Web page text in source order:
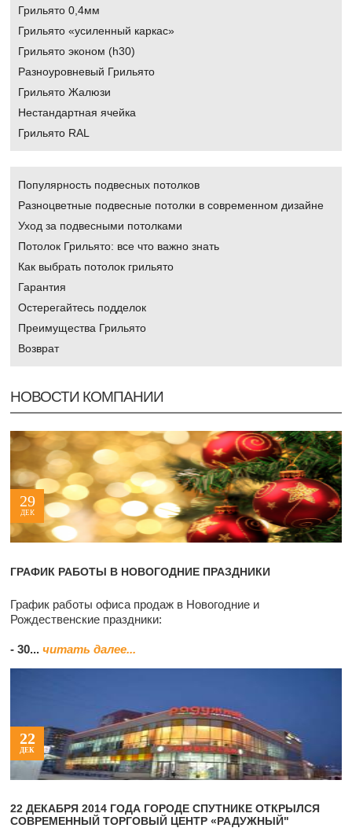
Грильято 0,4мм
Грильято «усиленный каркас»
Грильято эконом (h30)
Разноуровневый Грильято
Грильято Жалюзи
Нестандартная ячейка
Грильято RAL
Популярность подвесных потолков
Разноцветные подвесные потолки в современном дизайне
Уход за подвесными потолками
Потолок Грильято: все что важно знать
Как выбрать потолок грильято
Гарантия
Остерегайтесь подделок
Преимущества Грильято
Возврат
НОВОСТИ КОМПАНИИ
29
ДЕК
ГРАФИК РАБОТЫ В НОВОГОДНИЕ ПРАЗДНИКИ
График работы офиса продаж в Новогодние и
Рождественские праздники:
- 30...читать далее...
22
ДЕК
22 ДЕКАБРЯ 2014 ГОДА ГОРОДЕ СПУТНИКЕ ОТКРЫЛСЯ
СОВРЕМЕННЫЙ ТОРГОВЫЙ ЦЕНТР «РАДУЖНЫЙ"